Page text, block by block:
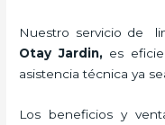
Nuestro servicio de
Otay Jardin,es
asistencia técnica ya
Los beneficios y